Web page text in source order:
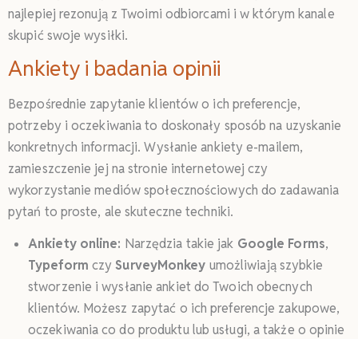
najlepiej rezonują z Twoimi odbiorcami i w którym kanale
skupić swoje wysiłki.
Ankiety i badania opinii
Bezpośrednie zapytanie klientów o ich preferencje,
potrzeby i oczekiwania to doskonały sposób na uzyskanie
konkretnych informacji. Wysłanie ankiety e-mailem,
zamieszczenie jej na stronie internetowej czy
wykorzystanie mediów społecznościowych do zadawania
pytań to proste, ale skuteczne techniki.
Ankiety online: Narzędzia takie jak Google Forms,
Typeform czySurveyMonkey umożliwiają szybkie
stworzenie i wysłanie ankiet do Twoich obecnych
klientów. Możesz zapytać o ich preferencje zakupowe,
oczekiwania co do produktu lub usługi, a także o opinie